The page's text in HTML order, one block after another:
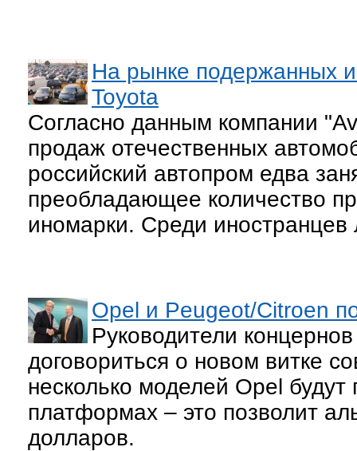
На рынке подержанных
Toyota
Согласно данным компании
продаж отечественных
российский автопром едва
преобладающее количество
иномарки. Среди иностранцев
Opel и Peugeot/Citroen
Руководители
договориться о новом витке
несколько моделей Opel
платформах – это позволит
долларов.